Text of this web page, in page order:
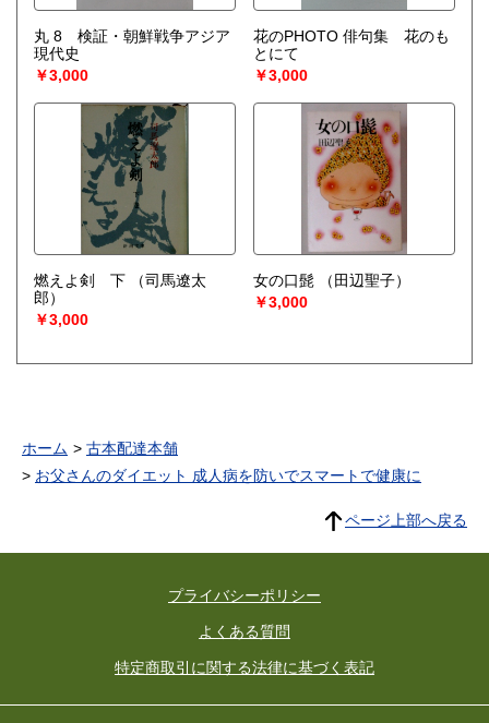
丸 8 検証・朝鮮戦争アジア
現代史
￥3,000
花のPHOTO 俳句集 花のも
とにて
￥3,000
燃えよ剣 下
（司馬遼太
郎）
￥3,000
女の口髭
（田辺聖子）
￥3,000
ホーム
古本配達本舗
お父さんのダイエット 成人病を防いでスマートで健康に
ページ上部へ戻る
プライバシーポリシー
よくある質問
特定商取引に関する法律に基づく表記